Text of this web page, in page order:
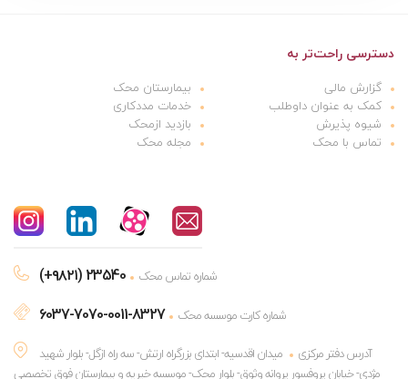
دسترسی راحت‌تر به
گزارش مالی
بیمارستان محک
کمک به عنوان داوطلب
خدمات مددکاری
شیوه پذیرش
بازدید ازمحک
تماس با محک
مجله محک
(+۹۸۲۱) 23540 شماره تماس محک
6037-7070-0011-8327
شماره کارت موسسه محک
آدرس دفتر مرکزی
میدان اقدسیه- ابتدای بزرگراه ارتش- سه راه ازگل- بلوار شهید
مژدی- خیابان پروفسور پروانه وثوق- بلوار محک- موسسه خیریه و بیمارستان فوق تخصصی